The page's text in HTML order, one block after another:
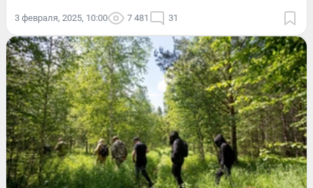
3 февраля, 2025, 10:00 7 481 31